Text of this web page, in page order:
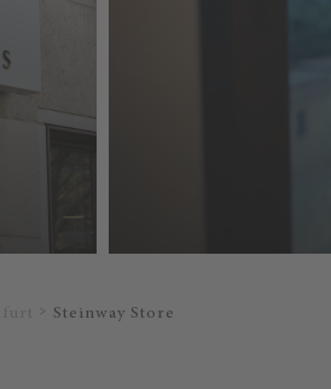
Steinway Store